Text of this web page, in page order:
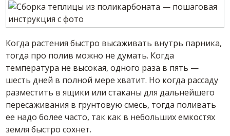
Когда растения быстро высаживать внутрь парника,
тогда про полив можно не думать. Когда
температура не высокая, одного раза в пять —
шесть дней в полной мере хватит. Но когда рассаду
разместить в ящики или стаканы для дальнейшего
пересаживания в грунтовую смесь, тогда поливать
ее надо более часто, так как в небольших емкостях
земля быстро сохнет.